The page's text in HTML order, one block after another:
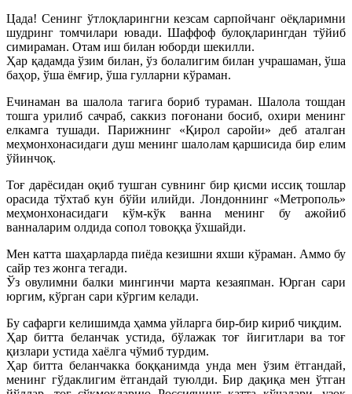
Цада! Сенинг ўтлоқларингни кезсам сарпойчанг оёқларимни
шудринг томчилари ювади. Шаффоф булоқларингдан тўйиб
симираман. Отам иш билан юборди шекилли.
Ҳар қадамда ўзим билан, ўз болалигим билан учрашаман, ўша
баҳор, ўша ёмғир, ўша гулларни кўраман.
Ечинаман ва шалола тагига бориб тураман. Шалола тошдан
тошга урилиб сачраб, саккиз поғонани босиб, охири менинг
елкамга тушади. Парижнинг «Қирол саройи» деб аталган
меҳмонхонасидаги душ менинг шалолам қаршисида бир елим
ўйинчоқ.
Тоғ дарёсидан оқиб тушган сувнинг бир қисми иссиқ тошлар
орасида тўхтаб кун бўйи илийди. Лондоннинг «Метрополь»
меҳмонхонасидаги кўм-кўк ванна менинг бу ажойиб
ванналарим олдида сопол товоққа ўхшайди.
Мен катта шаҳарларда пиёда кезишни яхши кўраман. Аммо бу
сайр тез жонга тегади.
Ўз овулимни балки мингинчи марта кезаяпман. Юрган сари
юргим, кўрган сари кўргим келади.
Бу сафарги келишимда ҳамма уйларга бир-бир кириб чиқдим.
Ҳар битта беланчак устида, бўлажак тоғ йигитлари ва тоғ
қизлари устида хаёлга чўмиб турдим.
Ҳар битта беланчакка боққанимда унда мен ўзим ётгандай,
менинг гўдаклигим ётгандай туюлди. Бир дақиқа мен ўтган